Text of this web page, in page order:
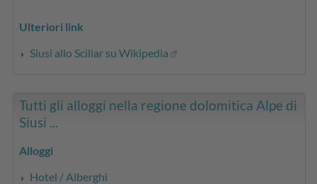
Ulteriori link
Siusi allo Sciliar su Wikipedia
Tutti gli alloggi nella regione dolomitica Alpe di
Siusi ...
Alloggi
Hotel / Alberghi